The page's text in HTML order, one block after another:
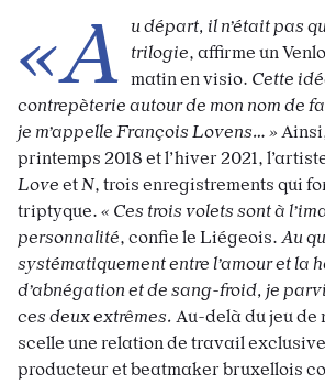
«A u départ, il n’était pas
trilogie, affirme un
matin en visio. Cette
contrepèterie autour de mon nom de
je m’appelle François Lovens… »
printemps 2018 et l’hiver 2021,
Love etN, trois enregistrements qui
triptyque. « Ces trois volets sont à
personnalité, confie le Liégeois. Au
systématiquement entre l’amour et la
d’abnégation et de sang-froid, je
ces deux extrêmes. Au-delà du jeu de
scelle une relation de travail
producteur et beatmaker bruxellois